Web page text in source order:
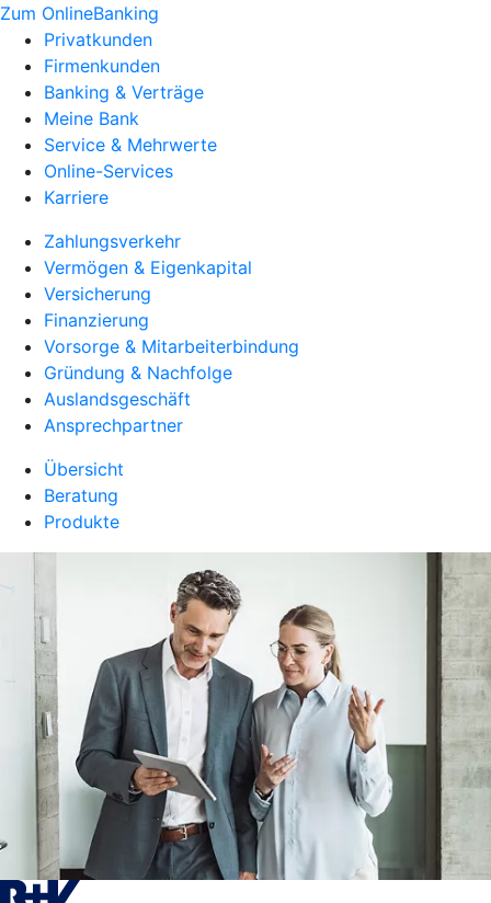
Zum OnlineBanking
Privatkunden
Firmenkunden
Banking & Verträge
Meine Bank
Service & Mehrwerte
Online-Services
Karriere
Zahlungsverkehr
Vermögen & Eigenkapital
Versicherung
Finanzierung
Vorsorge & Mitarbeiterbindung
Gründung & Nachfolge
Auslandsgeschäft
Ansprechpartner
Übersicht
Beratung
Produkte